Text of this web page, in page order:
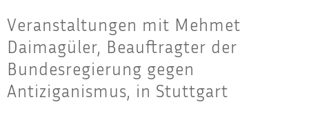
Veranstaltungen mit Mehmet
Daimagüler, Beauftragter der
Bundesregierung gegen
Antiziganismus, in Stuttgart